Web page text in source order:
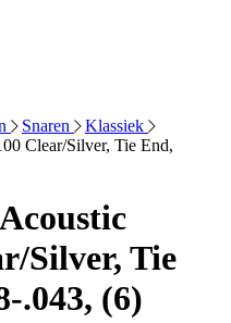
Snaren
Klassiek
Clear/Silver, Tie End,
Silver, Tie
.043, (6)